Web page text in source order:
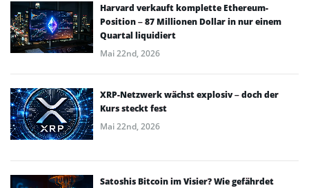
Harvard verkauft komplette Ethereum-
Position – 87 Millionen Dollar in nur einem
Quartal liquidiert
Mai 22nd, 2026
XRP-Netzwerk wächst explosiv – doch der
Kurs steckt fest
Mai 22nd, 2026
Satoshis Bitcoin im Visier? Wie gefährdet